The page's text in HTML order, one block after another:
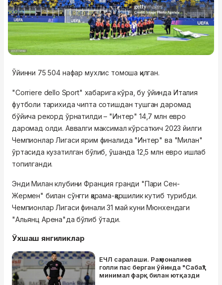
Ўйинни 75 504 нафар мухлис томоша қилган.
"Corriere dello Sport" хабарига кўра, бу ўйинда Италия
футболи тарихида чипта сотишдан тушган даромад
бўйича рекорд ўрнатилди – "Интер" 14,7 млн евро
даромад олди. Аввалги максимал кўрсаткич 2023 йилги
Чемпионлар Лигаси ярим финалида "Интер" ва "Милан"
ўртасида кузатилган бўлиб, ўшанда 12,5 млн евро ишлаб
топилганди.
Энди Милан клубини Франция гранди "Пари Сен-
Жермен" билан сўнгги қарама-қаршилик кутиб турибди.
Чемпионлар Лигаси финали 31 май куни Мюнхендаги
"Альянц Арена"да бўлиб ўтади.
Ўхшаш янгиликлар
ЕЧЛ саралаши. Раҳмоналиев
голли пас берган ўйинда "Сабаҳ"
минимал фарқ билан ютқазди